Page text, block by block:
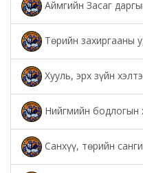
Аймгийн Засаг
Төрийн захиргааны
Хууль, эрх зүйн
Нийгмийн бодлогын
Санхүү, төрийн